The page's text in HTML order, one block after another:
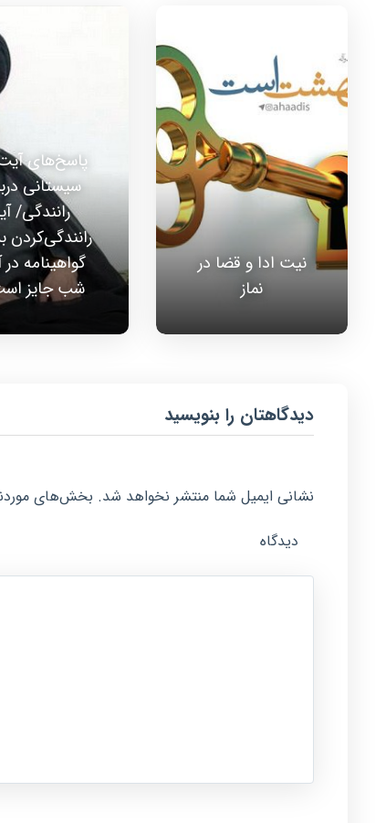
نیت ادا و قضا در
نماز
پاسخ‌های
سیستانی
رانندگی/
رانندگی‌کردن
گواهینامه در
شب جایز
دیدگاهتان را بنویسید
نشانی ایمیل شما منتشر نخواهد شد. بخش‌های
دیدگاه